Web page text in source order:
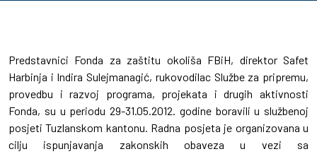
Predstavnici Fonda za zaštitu okoliša FBiH, direktor Safet
Harbinja i Indira Sulejmanagić, rukovodilac Službe za pripremu,
provedbu i razvoj programa, projekata i drugih aktivnosti
Fonda, su u periodu 29-31.05.2012. godine boravili u službenoj
posjeti Tuzlanskom kantonu. Radna posjeta je organizovana u
cilju ispunjavanja zakonskih obaveza u vezi sa